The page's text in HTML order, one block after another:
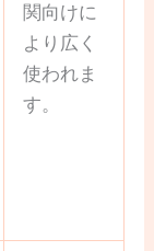
関向けに
より広く
使われま
す。